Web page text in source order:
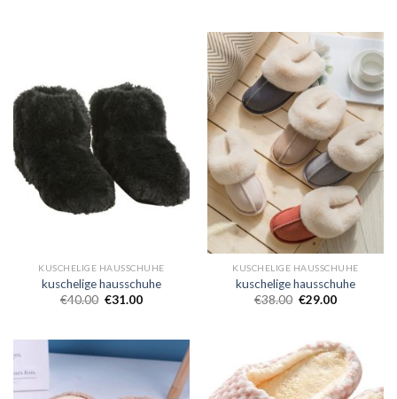
KUSCHELIGE HAUSSCHUHE
kuschelige hausschuhe
€40.00 €31.00
KUSCHELIGE HAUSSCHUHE
kuschelige hausschuhe
€38.00 €29.00